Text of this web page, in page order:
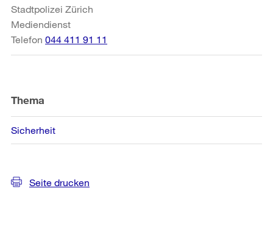
Stadtpolizei Zürich
Mediendienst
Telefon 044 411 91 11
Thema
Sicherheit
Seite drucken